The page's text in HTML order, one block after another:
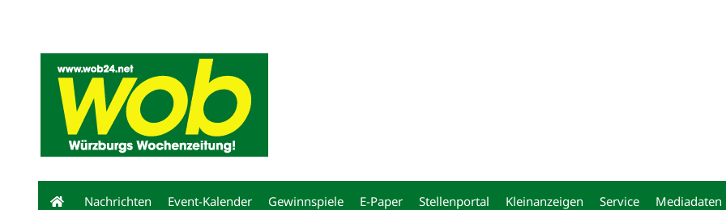
Nachrichten Event-Kalender Gewinnspiele E-Paper Stellenportal Kleinanzeigen Service Mediadaten